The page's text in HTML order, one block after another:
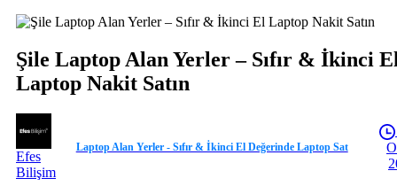
Şile Laptop Alan Yerler – Sıfır & İkinci
Laptop Nakit Satın
Efes
Bilişim
Laptop Alan Yerler - Sıfır & İkinci El Değerinde Laptop Sat